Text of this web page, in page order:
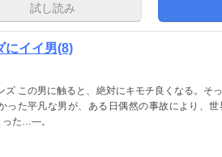
試し読み
にイイ男(8)
。それ以
った平凡な男が、ある日偶然の事故により、
った…―。